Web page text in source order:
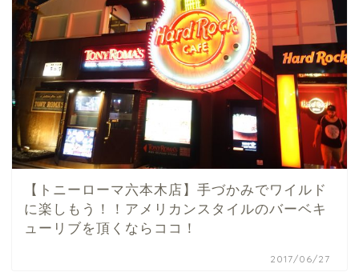
【トニーローマ六本木店】手づかみでワイルド
に楽しもう！！アメリカンスタイルのバーベキ
ューリブを頂くならココ！
2017/06/27